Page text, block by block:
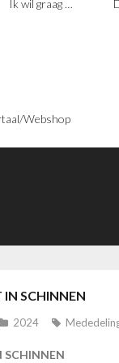
Ik wil graag …
Webshop
SCHINNEN
2024
SCHINNEN